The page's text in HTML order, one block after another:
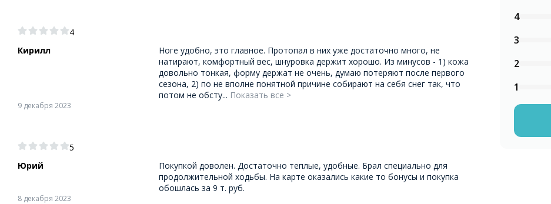
4
Кирилл
9 декабря 2023
Ноге удобно, это главное. Протопал в них уже достаточно много, не
натирают, комфортный вес, шнуровка держит хорошо. Из минусов - 1) кожа
довольно тонкая, форму держат не очень, думаю потеряют после первого
сезона, 2) по не вполне понятной причине собирают на себя снег так, что
потом не обсту... Показать все >
5
Юрий
8 декабря 2023
Покупкой доволен. Достаточно теплые, удобные. Брал специально для
продолжительной ходьбы. На карте оказались какие то бонусы и покупка
обошлась за 9 т. руб.
4
3
2
1